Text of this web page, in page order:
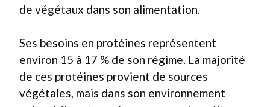
de végétaux dans son alimentation.
Ses besoins en protéines représentent
environ 15 à 17 % de son régime. La majorité
de ces protéines provient de sources
végétales, mais dans son environnement